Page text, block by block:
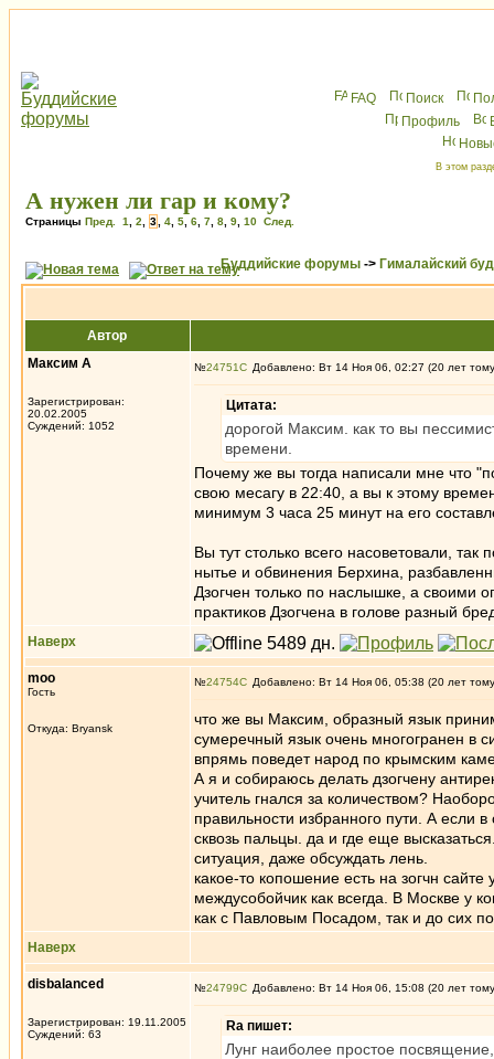
FAQ Поиск
Профиль
В этом
А нужен ли гар и кому?
Страницы Пред. 1 2 3 4 5 6 7 8 9 10 След.
Буддийские форумы -> Гималайский
Автор
Максим А
Зарегистрирован:
20.02.2005
Суждений: 1052
№24751 Добавлено: Вт 14 Ноя 06, 02:27 (20 лет
Цитата:
дорогой Максим. как то вы
времени.
Почему же вы тогда написали мне что
свою месагу в 22:40, а вы к этому
минимум 3 часа 25 минут на его
Вы тут столько всего насоветовали,
нытье и обвинения Берхина,
Дзогчен только по наслышке, а своими
практиков Дзогчена в голове разный
Наверх
moo
Гость
Откуда: Bryansk
№24754 Добавлено: Вт 14 Ноя 06, 05:38 (20 лет
что же вы Максим, образный язык
сумеречный язык очень многогранен в
впрямь поведет народ по крымским
А я и собираюсь делать дзогчену
учитель гнался за количеством?
правильности избранного пути. А если
сквозь пальцы. да и где еще
ситуация, даже обсуждать лень.
какое-то копошение есть на зогчн
междусобойчик как всегда. В Москве у
как с Павловым Посадом, так и до сих
Наверх
disbalanced
Зарегистрирован: 19.11.2005
Суждений: 63
№24799 Добавлено: Вт 14 Ноя 06, 15:08 (20 лет
Ra пишет:
Лунг наиболее простое